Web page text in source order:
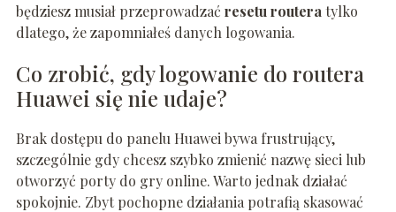
będziesz musiał przeprowadzać resetu routera tylko
dlatego, że zapomniałeś danych logowania.
Co zrobić, gdy logowanie do routera
Huawei się nie udaje?
Brak dostępu do panelu Huawei bywa frustrujący,
szczególnie gdy chcesz szybko zmienić nazwę sieci lub
otworzyć porty do gry online. Warto jednak działać
spokojnie. Zbyt pochopne działania potrafią skasować